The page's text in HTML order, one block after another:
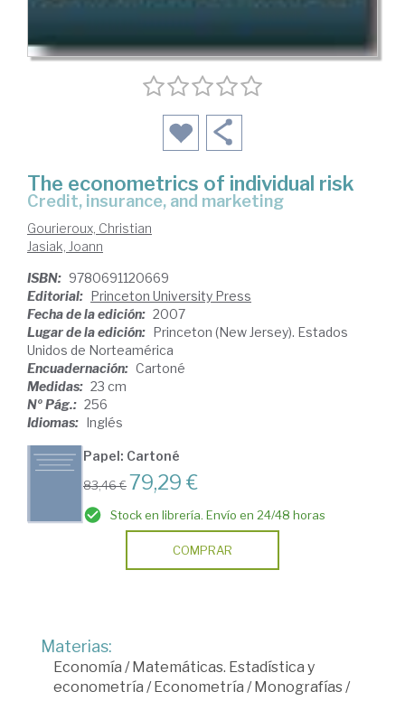
The econometrics of individual risk
credit, insurance, and marketing
Gourieroux, Christian
Jasiak, Joann
ISBN: 9780691120669
Editorial: Princeton University Press
Fecha de la edición: 2007
Lugar de la edición: Princeton (New Jersey). Estados
Unidos de Norteamérica
Encuadernación: Cartoné
Medidas: 23 cm
Nº Pág.: 256
Idiomas: Inglés
Papel: Cartoné
83,46 €79,29 €
Stock en librería. Envío en 24/48 horas
COMPRAR
Materias:
Economía /Matemáticas. Estadística y
econometría /Econometría /Monografías/